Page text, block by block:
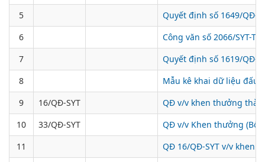
5
Quyết định số 1649/QĐ-
6
Công văn số 2066/SYT-
7
Quyết định số 1619/QĐ-
8
Mẫu kê khai dữ liệu đấu
9
16/QĐ-SYT
QĐ v/v khen thưởng
10
33/QĐ-SYT
QĐ v/v Khen thưởng (Bổ
11
QĐ 16/QĐ-SYT v/v khen